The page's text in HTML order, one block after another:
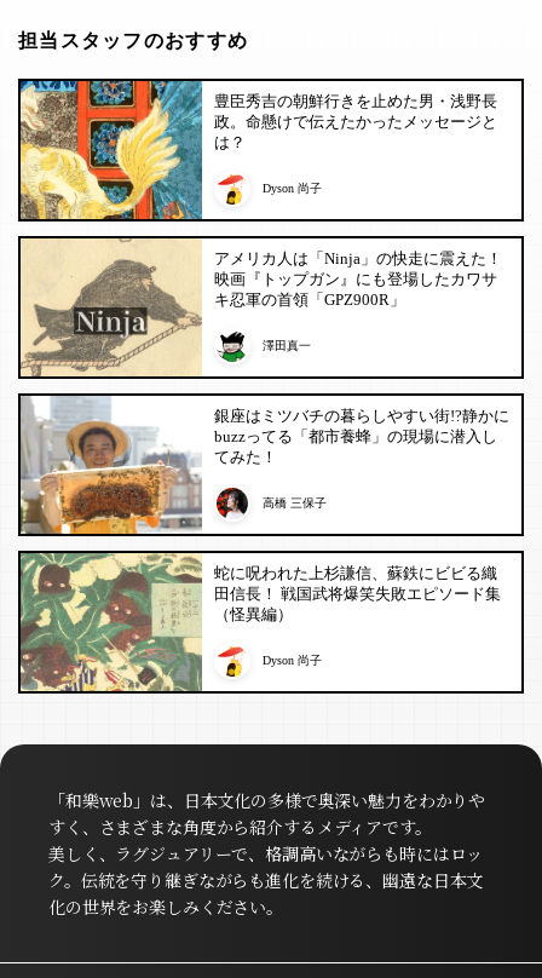
担当スタッフのおすすめ
豊臣秀吉の朝鮮行きを止めた男・浅野長
政。命懸けで伝えたかったメッセージと
は？
Dyson 尚子
アメリカ人は「Ninja」の快走に震えた！
映画『トップガン』にも登場したカワサ
キ忍軍の首領「GPZ900R」
澤田真一
銀座はミツバチの暮らしやすい街!?静かに
buzzってる「都市養蜂」の現場に潜入し
てみた！
高橋 三保子
蛇に呪われた上杉謙信、蘇鉄にビビる織
田信長！ 戦国武将爆笑失敗エピソード集
（怪異編）
Dyson 尚子
「和樂web」は、日本文化の多様で奥深い魅力をわかりや
すく、さまざまな角度から紹介するメディアです。
美しく、ラグジュアリーで、格調高いながらも時にはロッ
ク。伝統を守り継ぎながらも進化を続ける、幽遠な日本文
化の世界をお楽しみください。